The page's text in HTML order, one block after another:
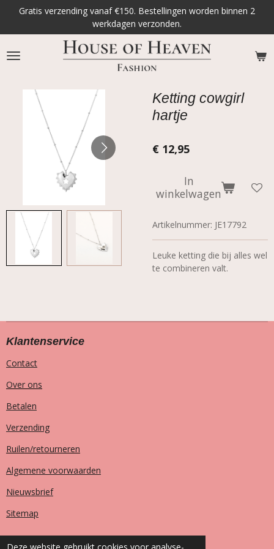
naar
de
hoofdinhoud
Gratis verzending vanaf €150. Bestellingen worden binnen 2
werkdagen verzonden.
Ketting cowgirl
hartje
€ 12,95
In
winkelwagen
Artikelnummer: JE17792
Leuke ketting die bij alles wel
te combineren valt.
Klantenservice
Contact
Over ons
Betalen
Verzending
Ruilen/retourneren
Algemene voorwaarden
Nieuwsbrief
Sitemap